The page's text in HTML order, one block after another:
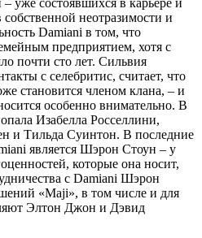
уже состоявшихся в карьере и
неотразимости и
Damiani в том, что
предприятием, хотя с
почти сто лет. Сильвия
с селебритис, считает, что
становится членом клана, – и
особенно внимательно. В
Изабелла Росселлини,
и Тильда Суинтон. В последние
является Шэрон Стоун – у
которые она носит,
с Damiani Шэрон
«Maji», в том числе и для
Элтон Джон и Дэвид